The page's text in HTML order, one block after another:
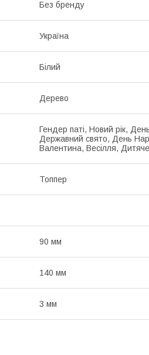
Без бренду
Україна
Білий
Дерево
Гендер паті, Новий рік,
Державний свято, День
Валентина, Весілля,
Топпер
90 мм
140 мм
3 мм